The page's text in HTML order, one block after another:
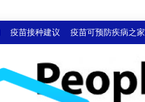
疫苗接种建议 疫苗可预防疾病之家